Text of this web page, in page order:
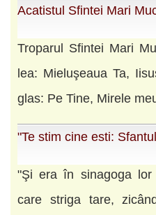
Acatistul Sfintei Mari
Troparul Sfintei Mari
lea: Mieluşeaua Ta,
glas: Pe Tine, Mirele
"Te stim cine esti:
"Şi era în sinagoga
care striga tare,